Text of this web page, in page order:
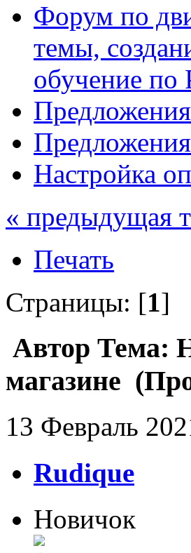
Форум по
темы,
обучение по
Настройка
« предыдущая
Печать
Страницы: [1]
Автор Тема:
магазине
13 Февраль
Rudique
Новичок